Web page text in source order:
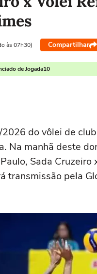
às 07h30) Compartilhar
de Jogada10
do vôlei de
Na manhã deste
Sada
transmissão pela